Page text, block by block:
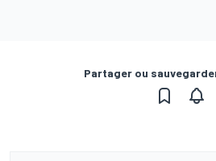
Partager ou